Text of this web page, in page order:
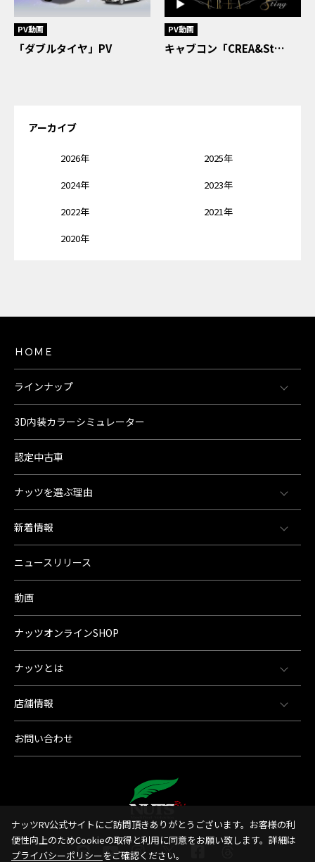
PV動画
「ダブルタイヤ」PV
PV動画
キャブコン「CREA&St…
アーカイブ
2026年
2025年
2024年
2023年
2022年
2021年
2020年
ＨＯＭＥ
ラインナップ
3D内装カラーシミュレーター
認定中古車
ナッツを選ぶ理由
新着情報
ニュースリリース
動画
ナッツオンラインSHOP
ナッツとは
店舗情報
お問い合わせ
ナッツRV公式サイトにご訪問頂きありがとうございます。お客様の利
便性向上のためCookieの取得と利用に同意をお願い致します。詳細は
プライバシーポリシーをご確認ください。